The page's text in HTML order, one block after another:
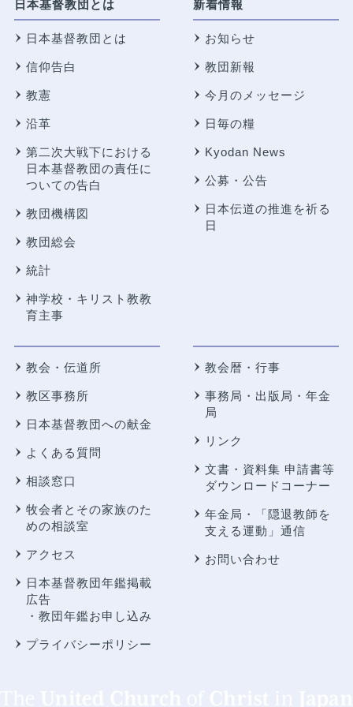
日本基督教団とは
日本基督教団とは
信仰告白
教憲
沿革
第二次大戦下における
日本基督教団の責任に
ついての告白
教団機構図
教団総会
統計
神学校・キリスト教教
育主事
新着情報
お知らせ
教団新報
今月のメッセージ
日毎の糧
Kyodan News
公募・公告
日本伝道の推進を祈る
日
教会・伝道所
教区事務所
日本基督教団への献金
よくある質問
相談窓口
牧会者とその家族のた
めの相談室
アクセス
日本基督教団年鑑掲載
広告
・教団年鑑お申し込み
プライバシーポリシー
教会暦・行事
事務局・出版局・年金
局
リンク
文書・資料集 申請書等
ダウンロードコーナー
年金局・
「隠退教師を
支える運動」通信
お問い合わせ